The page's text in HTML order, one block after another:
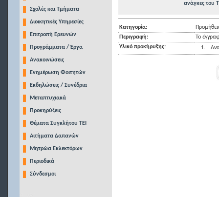
Σχολές και Τμήματα
Διοικητικές Υπηρεσίες
Επιτροπή Ερευνών
Προγράμματα / Έργα
Ανακοινώσεις
Ενημέρωση Φοιτητών
Εκδηλώσεις / Συνέδρια
Μεταπτυχιακά
Προκηρύξεις
Θέματα Συγκλήτου ΤΕΙ
Αιτήματα Δαπανών
Μητρώα Εκλεκτόρων
Περιοδικά
Σύνδεσμοι
ανάγκες του
Κατηγορία:
Περιγραφή:
Το
Υλικό προκήρυξης:
1.